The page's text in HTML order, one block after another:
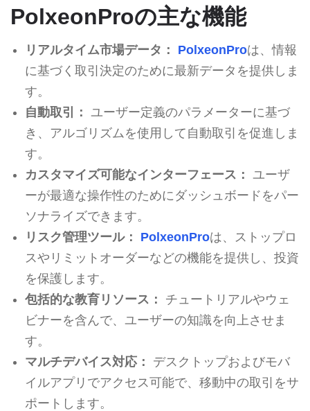
PolxeonProの主な機能
リアルタイム市場データ： PolxeonProは、情報
に基づく取引決定のために最新データを提供しま
す。
自動取引：
ユーザー定義のパラメーターに基づ
き、アルゴリズムを使用して自動取引を促進しま
す。
カスタマイズ可能なインターフェース：
ユーザ
ーが最適な操作性のためにダッシュボードをパー
ソナライズできます。
リスク管理ツール：
PolxeonProは、ストップロ
スやリミットオーダーなどの機能を提供し、投資
を保護します。
包括的な教育リソース：
チュートリアルやウェ
ビナーを含んで、ユーザーの知識を向上させま
す。
マルチデバイス対応：
デスクトップおよびモバ
イルアプリでアクセス可能で、移動中の取引をサ
ポートします。